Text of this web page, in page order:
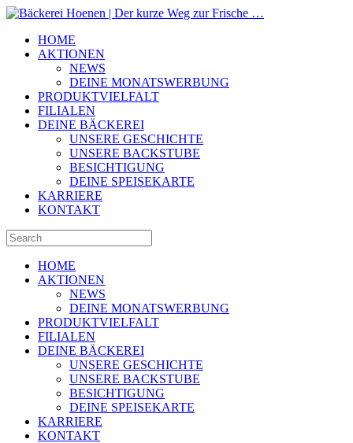
HOME
AKTIONEN
NEWS
DEINE MONATSWERBUNG
PRODUKTVIELFALT
FILIALEN
DEINE BÄCKEREI
UNSERE GESCHICHTE
UNSERE BACKSTUBE
BESICHTIGUNG
DEINE SPEISEKARTE
KARRIERE
KONTAKT
HOME
AKTIONEN
NEWS
DEINE MONATSWERBUNG
PRODUKTVIELFALT
FILIALEN
DEINE BÄCKEREI
UNSERE GESCHICHTE
UNSERE BACKSTUBE
BESICHTIGUNG
DEINE SPEISEKARTE
KARRIERE
KONTAKT